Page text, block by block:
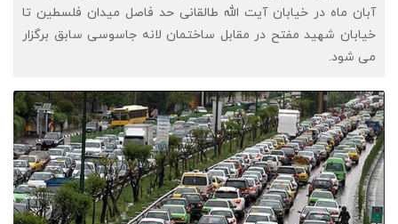
آبان ماه در خیابان آیت الله طالقانی حد فاصل میدان فلسطین تا
خیابان شهید مفتح در مقابل ساختمان لانه جاسوسی سابق برگزار
می شود.